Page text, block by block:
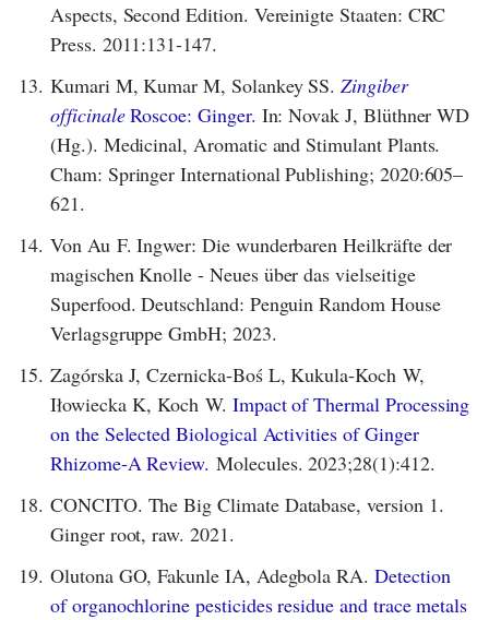
Aspects, Second Edition. Vereinigte Staaten: CRC
Press. 2011:131-147.
13. Kumari M, Kumar M, Solankey SS.Zingiber
officinaleRoscoe: Ginger. In: Novak J, Blüthner WD
(Hg.). Medicinal, Aromatic and Stimulant Plants.
Cham: Springer International Publishing; 2020:605–
621.
14. Von Au F. Ingwer: Die wunderbaren Heilkräfte der
magischen Knolle - Neues über das vielseitige
Superfood. Deutschland: Penguin Random House
Verlagsgruppe GmbH; 2023.
15. Zagórska J, Czernicka-Boś L, Kukula-Koch W,
Iłowiecka K, Koch W. Impact of Thermal Processing
on the Selected Biological Activities of Ginger
Rhizome-A Review. Molecules. 2023;28(1):412.
18. CONCITO. The Big Climate Database, version 1.
Ginger root, raw. 2021.
19. Olutona GO, Fakunle IA, Adegbola RA.Detection
of organochlorine pesticides residue and trace metals